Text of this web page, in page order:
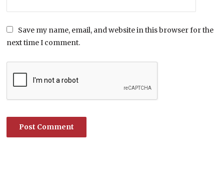
Save my name, email, and website in this browser for the
next time I comment.